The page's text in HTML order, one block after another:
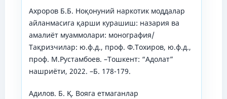
Ахроров Б.Б. Ноқонуний наркотик моддалар
айланмасига қарши курашиш: назария ва
амалиёт муаммолари: монография/
Тақризчилар: ю.ф.д., проф. Ф.Тохиров, ю.ф.д.,
проф. М.Рустамбоев. –Тошкент: “Адолат”
нашриёти, 2022. –Б. 178-179.
Адилов. Б. Қ. Вояга етмаганлар